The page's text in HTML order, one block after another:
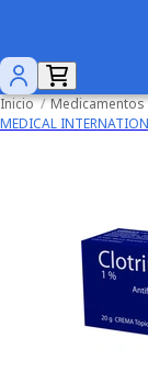
Inicio / Medicamentos
MEDICAL